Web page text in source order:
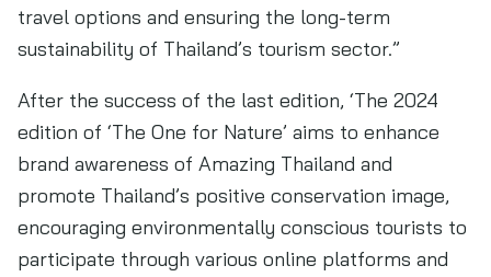
travel options and ensuring the long-term
sustainability of Thailand’s tourism sector.”
After the success of the last edition, ‘The 2024
edition of ‘The One for Nature’ aims to enhance
brand awareness of Amazing Thailand and
promote Thailand’s positive conservation image,
encouraging environmentally conscious tourists to
participate through various online platforms and